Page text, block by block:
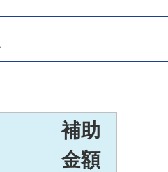
補助
金額